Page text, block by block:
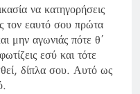
να κατηγορήσεις
τον εαυτό σου πρώτα
μην αγωνιάς πότε θ΄
εσύ και τότε
δίπλα σου. Αυτό ως